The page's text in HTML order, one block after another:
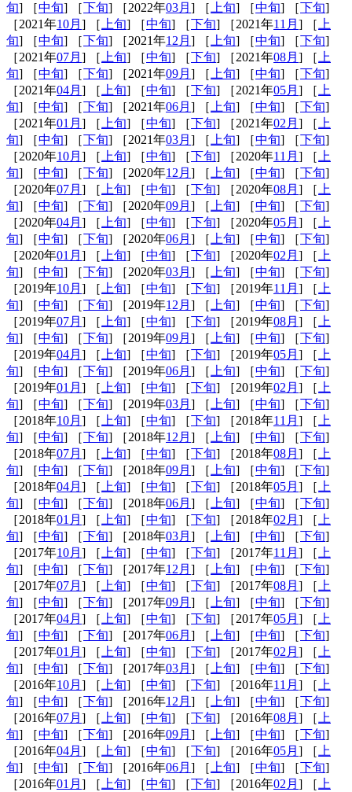
旬] ［中旬] ［下旬] ［2022年03月 ] ［ 上旬] ［中旬] ［下旬]
［2021年10月 ] ［ 上旬] ［中旬] ［下旬] ［2021年11月 ] ［ 上
旬] ［中旬] ［下旬] ［2021年12月 ] ［ 上旬] ［中旬] ［下旬]
［2021年07月 ] ［ 上旬] ［中旬] ［下旬] ［2021年08月 ] ［ 上
旬] ［中旬] ［下旬] ［2021年09月 ] ［ 上旬] ［中旬] ［下旬]
［2021年04月 ] ［ 上旬] ［中旬] ［下旬] ［2021年05月 ] ［ 上
旬] ［中旬] ［下旬] ［2021年06月 ] ［ 上旬] ［中旬] ［下旬]
［2021年01月 ] ［ 上旬] ［中旬] ［下旬] ［2021年02月 ] ［ 上
旬] ［中旬] ［下旬] ［2021年03月 ] ［ 上旬] ［中旬] ［下旬]
［2020年10月 ] ［ 上旬] ［中旬] ［下旬] ［2020年11月 ] ［ 上
旬] ［中旬] ［下旬] ［2020年12月 ] ［ 上旬] ［中旬] ［下旬]
［2020年07月 ] ［ 上旬] ［中旬] ［下旬] ［2020年08月 ] ［ 上
旬] ［中旬] ［下旬] ［2020年09月 ] ［ 上旬] ［中旬] ［下旬]
［2020年04月 ] ［ 上旬] ［中旬] ［下旬] ［2020年05月 ] ［ 上
旬] ［中旬] ［下旬] ［2020年06月 ] ［ 上旬] ［中旬] ［下旬]
［2020年01月 ] ［ 上旬] ［中旬] ［下旬] ［2020年02月 ] ［ 上
旬] ［中旬] ［下旬] ［2020年03月 ] ［ 上旬] ［中旬] ［下旬]
［2019年10月 ] ［ 上旬] ［中旬] ［下旬] ［2019年11月 ] ［ 上
旬] ［中旬] ［下旬] ［2019年12月 ] ［ 上旬] ［中旬] ［下旬]
［2019年07月 ] ［ 上旬] ［中旬] ［下旬] ［2019年08月 ] ［ 上
旬] ［中旬] ［下旬] ［2019年09月 ] ［ 上旬] ［中旬] ［下旬]
［2019年04月 ] ［ 上旬] ［中旬] ［下旬] ［2019年05月 ] ［ 上
旬] ［中旬] ［下旬] ［2019年06月 ] ［ 上旬] ［中旬] ［下旬]
［2019年01月 ] ［ 上旬] ［中旬] ［下旬] ［2019年02月 ] ［ 上
旬] ［中旬] ［下旬] ［2019年03月 ] ［ 上旬] ［中旬] ［下旬]
［2018年10月 ] ［ 上旬] ［中旬] ［下旬] ［2018年11月 ] ［ 上
旬] ［中旬] ［下旬] ［2018年12月 ] ［ 上旬] ［中旬] ［下旬]
［2018年07月 ] ［ 上旬] ［中旬] ［下旬] ［2018年08月 ] ［ 上
旬] ［中旬] ［下旬] ［2018年09月 ] ［ 上旬] ［中旬] ［下旬]
［2018年04月 ] ［ 上旬] ［中旬] ［下旬] ［2018年05月 ] ［ 上
旬] ［中旬] ［下旬] ［2018年06月 ] ［ 上旬] ［中旬] ［下旬]
［2018年01月 ] ［ 上旬] ［中旬] ［下旬] ［2018年02月 ] ［ 上
旬] ［中旬] ［下旬] ［2018年03月 ] ［ 上旬] ［中旬] ［下旬]
［2017年10月 ] ［ 上旬] ［中旬] ［下旬] ［2017年11月 ] ［ 上
旬] ［中旬] ［下旬] ［2017年12月 ] ［ 上旬] ［中旬] ［下旬]
［2017年07月 ] ［ 上旬] ［中旬] ［下旬] ［2017年08月 ] ［ 上
旬] ［中旬] ［下旬] ［2017年09月 ] ［ 上旬] ［中旬] ［下旬]
［2017年04月 ] ［ 上旬] ［中旬] ［下旬] ［2017年05月 ] ［ 上
旬] ［中旬] ［下旬] ［2017年06月 ] ［ 上旬] ［中旬] ［下旬]
［2017年01月 ] ［ 上旬] ［中旬] ［下旬] ［2017年02月 ] ［ 上
旬] ［中旬] ［下旬] ［2017年03月 ] ［ 上旬] ［中旬] ［下旬]
［2016年10月 ] ［ 上旬] ［中旬] ［下旬] ［2016年11月 ] ［ 上
旬] ［中旬] ［下旬] ［2016年12月 ] ［ 上旬] ［中旬] ［下旬]
［2016年07月 ] ［ 上旬] ［中旬] ［下旬] ［2016年08月 ] ［ 上
旬] ［中旬] ［下旬] ［2016年09月 ] ［ 上旬] ［中旬] ［下旬]
［2016年04月 ] ［ 上旬] ［中旬] ［下旬] ［2016年05月 ] ［ 上
旬] ［中旬] ［下旬] ［2016年06月 ] ［ 上旬] ［中旬] ［下旬]
［2016年01月 ] ［ 上旬] ［中旬] ［下旬] ［2016年02月 ] ［ 上